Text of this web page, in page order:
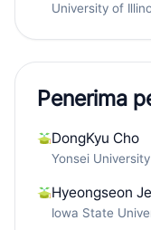
University of
Penerima
DongKyu Cho
Yonsei University
Hyeongseon
Iowa State